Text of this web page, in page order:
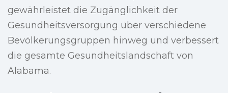
gewährleistet die Zugänglichkeit der
Gesundheitsversorgung über verschiedene
Bevölkerungsgruppen hinweg und verbessert
die gesamte Gesundheitslandschaft von
Alabama.